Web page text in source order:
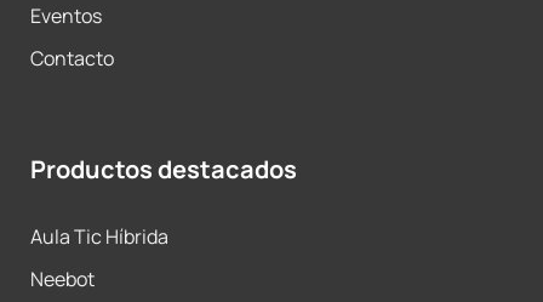
Eventos
Contacto
Productos destacados
Aula Tic Híbrida
Neebot